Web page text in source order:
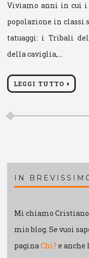
Viviamo anni in cui
popolazione in classi
tatuaggi: i Tribali del
della caviglia,…
LEGGI TUTTO
IN
Mi chiamo Cristiano
mio blog. Se vuoi
paginaChi? e anche